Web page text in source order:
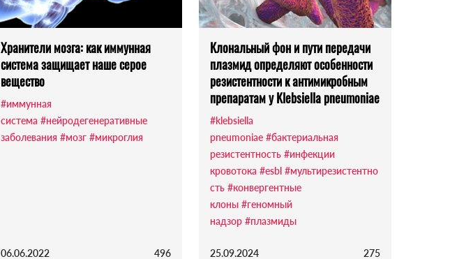
Хранители мозга: как иммунная
система защищает наше серое
вещество
#иммунная
система #нейродегенеративные
заболевания #мозг #микроглия
06.06.2022 496
Клональный фон и пути передачи
плазмид определяют особенности
резистентности к антимикробным
препаратам у Klebsiella pneumoniae
#klebsiella
pneumoniae #бактериальная
резистентность #инфекции
кровотока #esbl #мультирезистентно
сть #конвергентные
клоны #геномный
надзор #плазмиды
25.09.2024 275